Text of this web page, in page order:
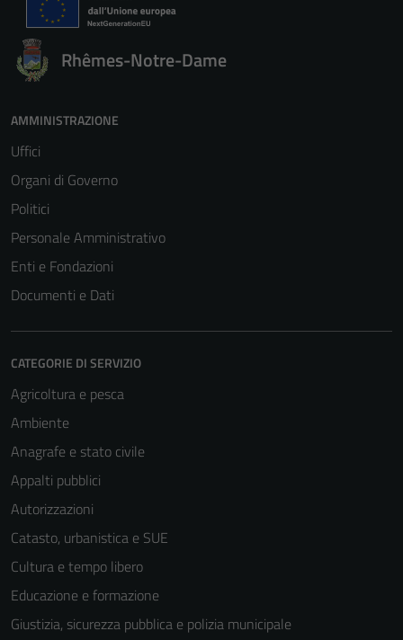
Rhêmes-Notre-Dame
AMMINISTRAZIONE
Uffici
Organi di Governo
Politici
Personale Amministrativo
Enti e Fondazioni
Documenti e Dati
CATEGORIE DI SERVIZIO
Agricoltura e pesca
Ambiente
Anagrafe e stato civile
Appalti pubblici
Autorizzazioni
Catasto, urbanistica e SUE
Cultura e tempo libero
Educazione e formazione
Giustizia, sicurezza pubblica e polizia municipale